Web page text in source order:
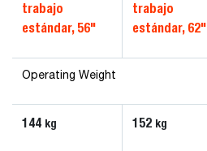
trabajo
estándar, 56"
trabajo
estándar, 62"
Operating Weight
144 kg 152 kg